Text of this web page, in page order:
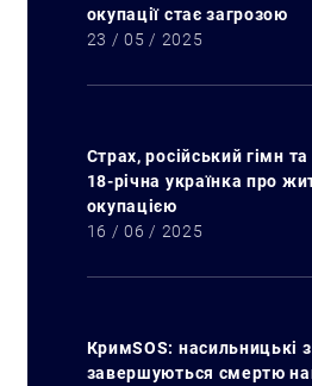
окупації стає загрозою
23 / 05 / 2025
Страх, російський гімн
18-річна українка про
окупацією
16 / 06 / 2025
КримSOS: насильницькі
завершуються смертю